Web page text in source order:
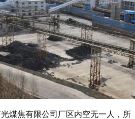
煤焦有限公司厂区内空无一人，所